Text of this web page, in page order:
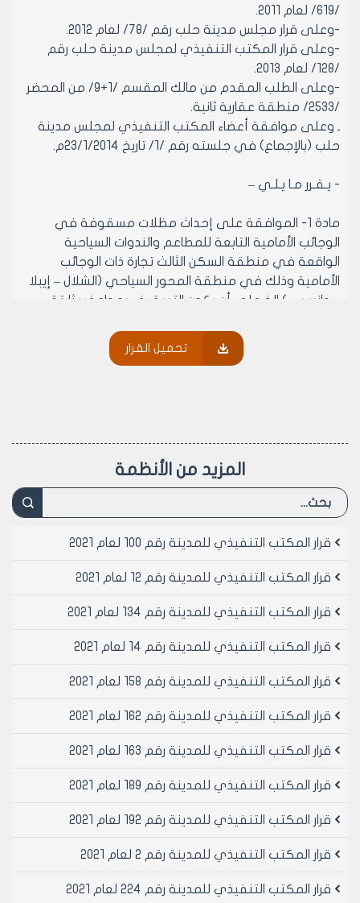
/619/ لعام 2011.
-وعلى قرار مجلس مدينة حلب رقم /78/ لعام 2012.
-وعلى قرار المكتب التنفيذي لمجلس مدينة حلب رقم
/128/ لعام 2013.
-وعلى الطلب المقدم من مالك المقسم /1+9/ من المحضر
/2533/ منطقة عقارية ثانية.
ـ وعلى موافقة أعضاء المكتب التنفيذي لمجلس مدينة
حلب (بالإجماع) في جلسته رقم /1/ تاريخ 23/1/2014م.
- يـقـرر مـا يـلـي –
مادة 1- الموافقة على إحداث مظلات مسقوفة في
الوجائب الأمامية التابعة للمطاعم والندوات السياحية
الواقعة في منطقة السكن الثالث تجارة ذات الوجائب
الأمامية وذلك في منطقة المحور السياحي (الشلال – إيبلا
– وانيس ...) الخ على أن يكون التسقيف بمواد غير ثابتة
يزيد عن منسوب ارضية الطابق الذي يعلوها ويتناسب مع
ديكورات المحل ويقدم بواجهة ملونة.
من هذا القرار وذلك من الجانب المطل على الشارع بمواد غير
شبك معدني أمام الستر المذكور للحماية ويستوفى مبلغ
كل متر مربع من مساحة الوجيبة المحدث ضمنها المظلة
المسقوفة.
برخصة ترميم صادرة عن شعبة رخص البناء في مديرية
هذا القرار وتقديم كروكي هندسي يبين أبعاد المظلة
المذكورة بقرار مجلس مدينة حلب رقم /78/ لعام 2012
مادة 5- تطبق كافة الاجراءات المتعلقة بتسوية مخالفات
التحويل الى تجاري أو الترخيص وتبرئة الذمة المالية تجاه
مادة 6- عدم جواز وضع اية تجهيزات على سطح المظلة
مادة 7- ينشر هذا القرار في لوحة إعلانات مجلس المدينة
رئيس المكتب التنفيذي لمجلس مدينة
تحميل القرار
المزيد من الأنظمة
قرار المكتب التنفيذي للمدينة رقم 100 لعام 2021
قرار المكتب التنفيذي للمدينة رقم 12 لعام 2021
قرار المكتب التنفيذي للمدينة رقم 134 لعام 2021
قرار المكتب التنفيذي للمدينة رقم 14 لعام 2021
قرار المكتب التنفيذي للمدينة رقم 158 لعام 2021
قرار المكتب التنفيذي للمدينة رقم 162 لعام 2021
قرار المكتب التنفيذي للمدينة رقم 163 لعام 2021
قرار المكتب التنفيذي للمدينة رقم 189 لعام 2021
قرار المكتب التنفيذي للمدينة رقم 192 لعام 2021
قرار المكتب التنفيذي للمدينة رقم 2 لعام 2021
قرار المكتب التنفيذي للمدينة رقم 224 لعام 2021